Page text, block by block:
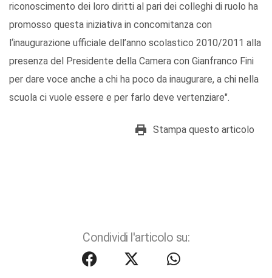
riconoscimento dei loro diritti al pari dei colleghi di ruolo ha
promosso questa iniziativa in concomitanza con
l‘inaugurazione ufficiale dell’anno scolastico 2010/2011 alla
presenza del Presidente della Camera con Gianfranco Fini
per dare voce anche a chi ha poco da inaugurare, a chi nella
scuola ci vuole essere e per farlo deve vertenziare".
Stampa questo articolo
Condividi l'articolo su: